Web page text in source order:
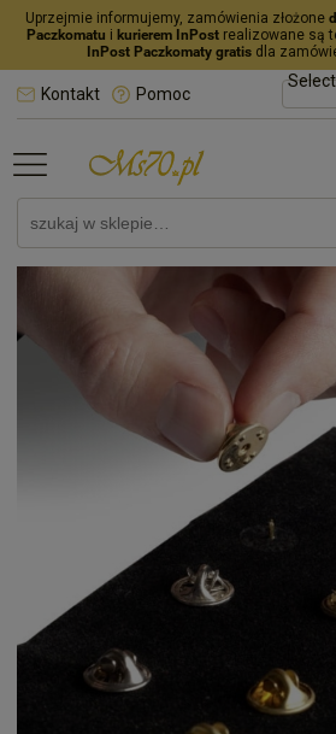
Uprzejmie informujemy, zamówienia złożone
Paczkomatu i kurierem InPost realizowane są
InPost Paczkomaty gratisdla
Kontakt Pomoc